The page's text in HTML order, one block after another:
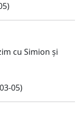
cu Simion și
05)